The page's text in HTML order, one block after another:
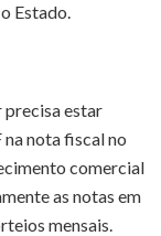
Estado.
precisa estar
nota fiscal no
comercial
as notas em
mensais.